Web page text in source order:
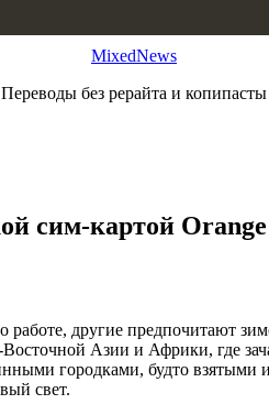
MixedNews
Переводы без рерайта и копипасты
сим-картой Orange
другие предпочитают
Азии и Африки, где
городками, будто
свет.